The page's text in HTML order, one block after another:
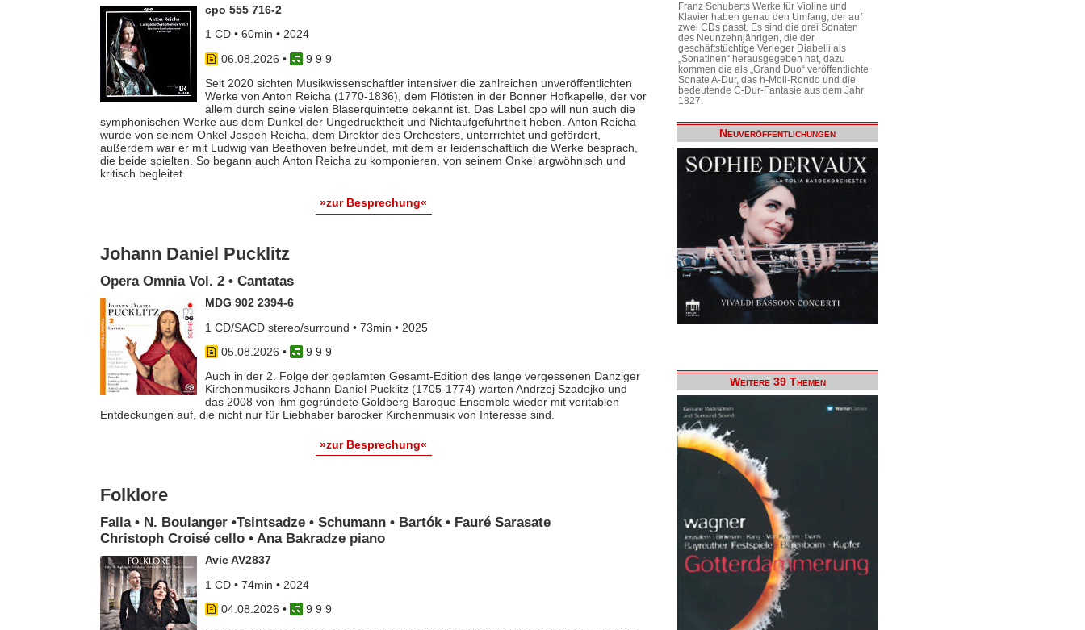
cpo 555 716-2
1 CD • 60min • 2024
06.08.2026 •
9 9 9
Seit 2020 sichten Musikwissenschaftler intensiver die zahlreichen unveröffentlichten
Werke von Anton Reicha (1770-1836), dem Flötisten in der Bonner Hofkapelle, der vor
allem durch seine vielen Bläserquintette bekannt ist. Das Label cpo will nun auch die
symphonischen Werke aus dem Dunkel der Ungedrucktheit und Nichtaufgeführtheit heben. Anton Reicha
wurde von seinem Onkel Jospeh Reicha, dem Direktor des Orchesters, unterrichtet und gefördert,
außerdem war er mit Ludwig van Beethoven befreundet, mit dem er leidenschaftlich die Werke besprach,
die beide spielten. So begann auch Anton Reicha zu komponieren, von seinem Onkel argwöhnisch und
kritisch begleitet.
»zur Besprechung«
Johann Daniel Pucklitz
Opera Omnia Vol. 2 • Cantatas
MDG 902 2394-6
1 CD/SACD stereo/surround • 73min • 2025
05.08.2026 •
9 9 9
Auch in der 2. Folge der geplamten Gesamt-Edition des lange vergessenen Danziger
Kirchenmusikers Johann Daniel Pucklitz (1705-1774) warten Andrzej Szadejko und
das 2008 von ihm gegründete Goldberg Baroque Ensemble wieder mit veritablen
Entdeckungen auf, die nicht nur für Liebhaber barocker Kirchenmusik von Interesse sind.
»zur Besprechung«
Folklore
Falla • N. Boulanger •Tsintsadze • Schumann • Bartók • Fauré Sarasate
Christoph Croisé cello • Ana Bakradze piano
Avie AV2837
1 CD • 74min • 2024
04.08.2026 •
9 9 9
Franz Schuberts Werke für Violine und
Klavier haben genau den Umfang, der auf
zwei CDs passt. Es sind die drei Sonaten
des Neunzehnjährigen, die der
geschäftstüchtige Verleger Diabelli als
„Sonatinen“ herausgegeben hat, dazu
kommen die als „Grand Duo“ veröffentlichte
Sonate A-Dur, das h-Moll-Rondo und die
bedeutende C-Dur-Fantasie aus dem Jahr
1827.
Neuveröffentlichungen
Weitere 39 Themen